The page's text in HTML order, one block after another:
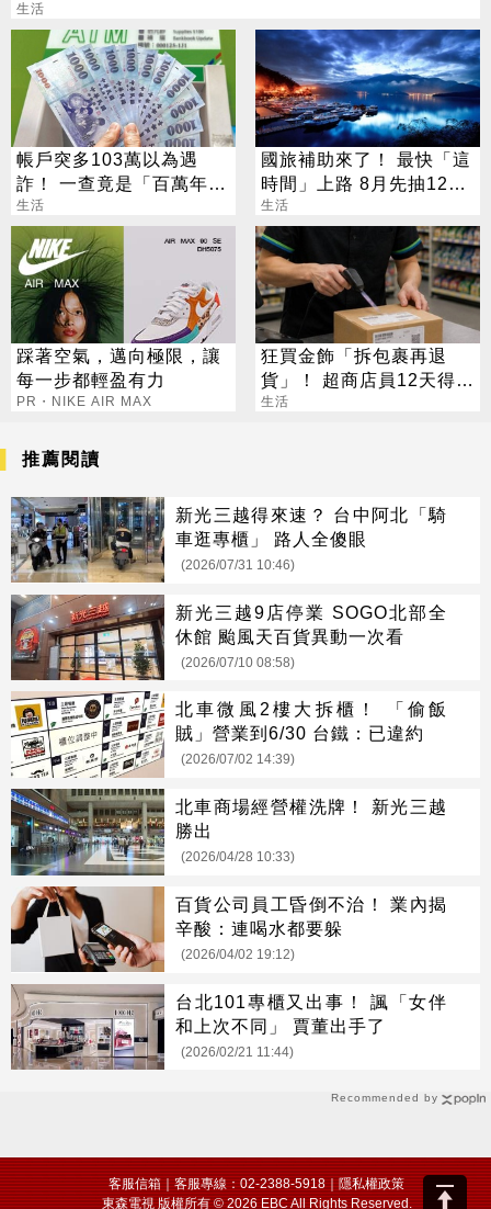
生活
帳戶突多103萬以為遇
詐！ 一查竟是「百萬年
終」
生活
國旅補助來了！ 最快「這
時間」上路 8月先抽1200
元住宿金
生活
踩著空氣，邁向極限，讓
每一步都輕盈有力
PR・NIKE AIR MAX
狂買金飾「拆包裹再退
貨」！ 超商店員12天得手
39萬 下場出爐
生活
Recommended by
推薦閱讀
新光三越得來速？ 台中阿北「騎
車逛專櫃」 路人全傻眼
(2026/07/31 10:46)
新光三越9店停業 SOGO北部全
休館 颱風天百貨異動一次看
(2026/07/10 08:58)
北車微風2樓大拆櫃！ 「偷飯
賊」營業到6/30 台鐵：已違約
(2026/07/02 14:39)
北車商場經營權洗牌！ 新光三越
勝出
(2026/04/28 10:33)
百貨公司員工昏倒不治！ 業內揭
辛酸：連喝水都要躲
(2026/04/02 19:12)
台北101專櫃又出事！ 諷「女伴
和上次不同」 賈董出手了
(2026/02/21 11:44)
客服信箱｜客服專線：02-2388-5918｜隱私權政策
東森電視 版權所有 © 2026 EBC All Rights Reserved.